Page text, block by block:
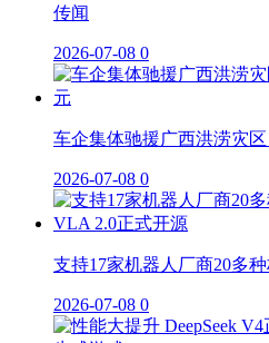
传闻
2026-07-08 0
车企集体驰援广西洪涝灾
2026-07-08 0
支持17家机器人厂商20多
2026-07-08 0